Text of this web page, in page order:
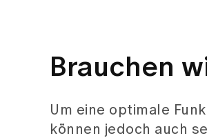
Brauchen
Um eine optimale
können jedoch auch